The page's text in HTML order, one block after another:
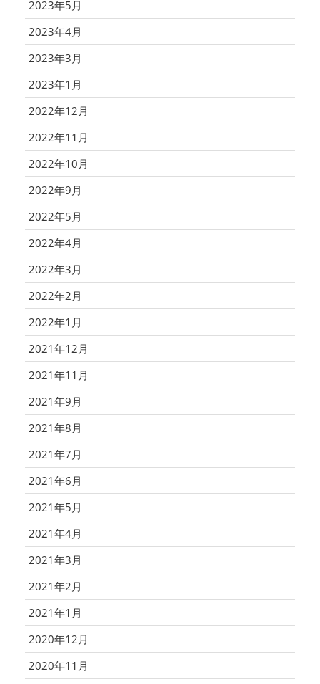
2023年5月
2023年4月
2023年3月
2023年1月
2022年12月
2022年11月
2022年10月
2022年9月
2022年5月
2022年4月
2022年3月
2022年2月
2022年1月
2021年12月
2021年11月
2021年9月
2021年8月
2021年7月
2021年6月
2021年5月
2021年4月
2021年3月
2021年2月
2021年1月
2020年12月
2020年11月